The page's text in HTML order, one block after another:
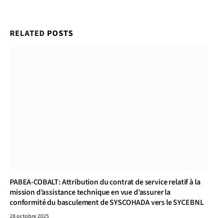
RELATED POSTS
PABEA-COBALT: Attribution du contrat de service relatif à la
mission d’assistance technique en vue d’assurer la
conformité du basculement de SYSCOHADA vers le SYCEBNL
28 octobre 2025